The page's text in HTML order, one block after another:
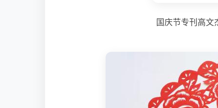
国庆节专刊高文